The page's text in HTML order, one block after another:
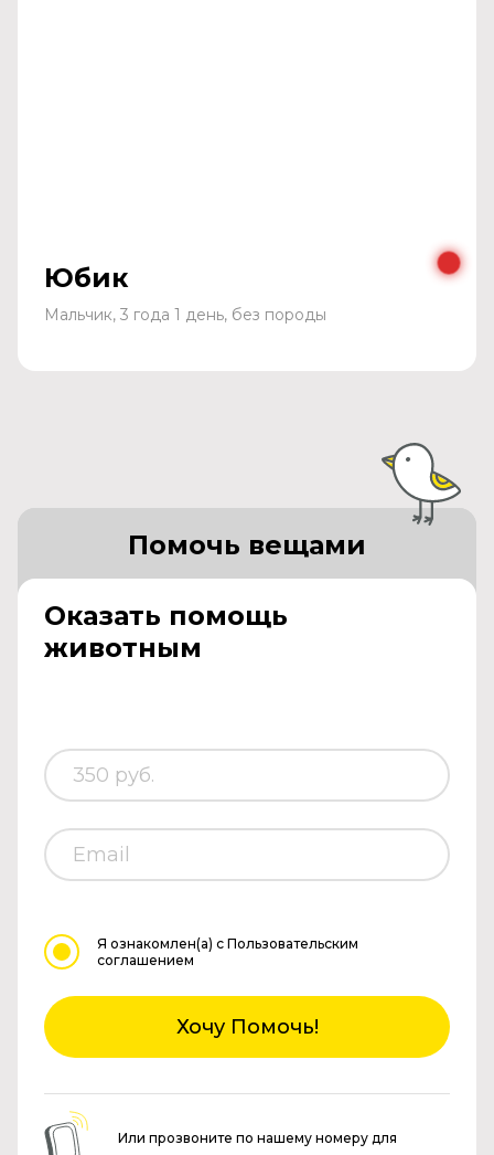
Юбик
Мальчик, 3 года 1 день, без породы
Оказать помощь
животным
Помочь вещами
Я ознакомлен(а) с Пользовательским
соглашением
Хочу Помочь!
Или прозвоните по нашему номеру для